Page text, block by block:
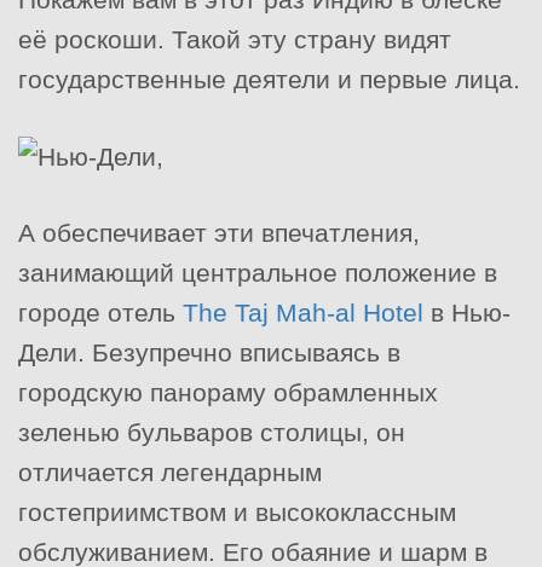
её роскоши. Такой эту страну видят
государственные деятели и первые лица.
А обеспечивает эти впечатления,
занимающий центральное положение в
городе отель The Taj Mah-al Hotel в Нью-
Дели. Безупречно вписываясь в
городскую панораму обрамленных
зеленью бульваров столицы, он
отличается легендарным
гостеприимством и высококлассным
обслуживанием. Его обаяние и шарм в